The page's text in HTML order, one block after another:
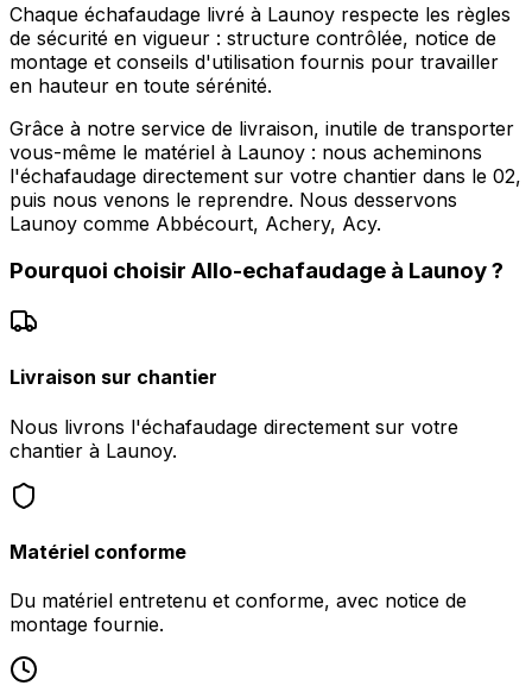
Chaque échafaudage livré à Launoy respecte les règles
de sécurité en vigueur : structure contrôlée, notice de
montage et conseils d'utilisation fournis pour travailler
en hauteur en toute sérénité.
Grâce à notre service de livraison, inutile de transporter
vous-même le matériel à Launoy : nous acheminons
l'échafaudage directement sur votre chantier dans le 02,
puis nous venons le reprendre. Nous desservons
Launoy comme Abbécourt, Achery, Acy.
Pourquoi choisir Allo-echafaudage à Launoy?
Livraison sur chantier
Nous livrons l'échafaudage directement sur votre
chantier à Launoy.
Matériel conforme
Du matériel entretenu et conforme, avec notice de
montage fournie.